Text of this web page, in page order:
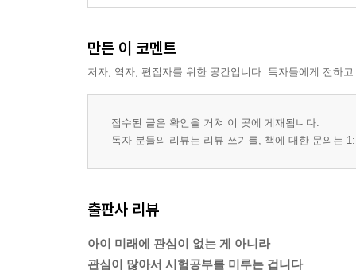
만든 이 코멘트
저자, 역자, 편집자를 위한 공간입니다. 독자들에게 전하
접수된 글은 확인을 거쳐 이 곳에 게재됩니다.
독자 분들의 리뷰는 리뷰 쓰기를, 책에 대한 문의는
출판사 리뷰
아이 미래에 관심이 없는 게 아니라
관심이 많아서 시험공부를 미루는 겁니다